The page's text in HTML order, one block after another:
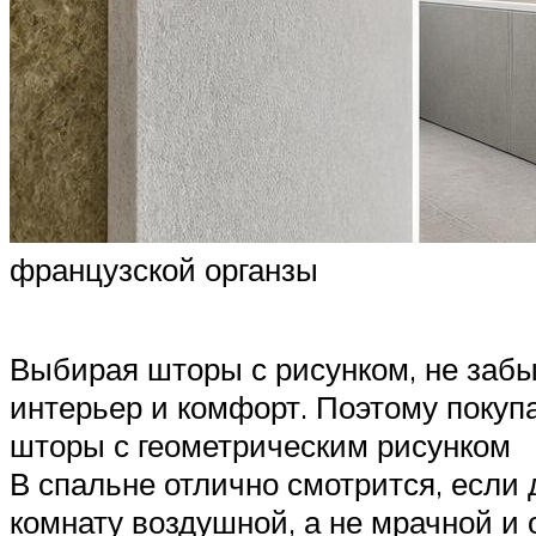
французской органзы
Выбирая шторы с рисунком, не
интерьер и комфорт. Поэтому
шторы с геометрическим рисунком
В спальне отлично смотрится,
комнату воздушной, а не мрачной